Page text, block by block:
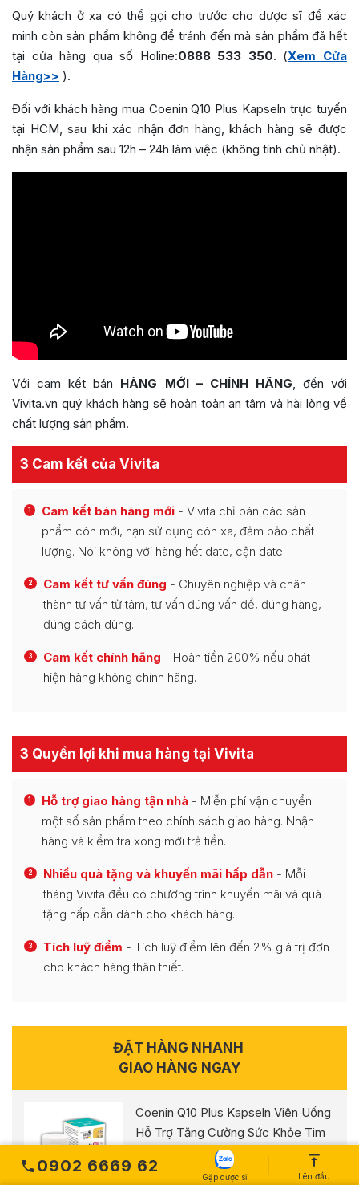
Quý khách ở xa có thể gọi cho trước cho dược sĩ để xác
minh còn sản phẩm không để tránh đến mà sản phẩm đã hết
tại cửa hàng qua số Holine:0888 533 350. (Xem Cửa
Hàng>> ).
Đối với khách hàng mua Coenin Q10 Plus Kapseln trực tuyến
tại HCM, sau khi xác nhận đơn hàng, khách hàng sẽ được
nhận sản phẩm sau 12h – 24h làm việc (không tính chủ nhật).
Với cam kết bán HÀNG MỚI – CHÍNH HÃNG, đến với
Vivita.vn quý khách hàng sẽ hoàn toàn an tâm và hài lòng về
chất lượng sản phẩm.
3 Cam kết của Vivita
1 Cam kết bán hàng mới - Vivita chỉ bán các sản
phẩm còn mới, hạn sử dụng còn xa, đảm bảo chất
lượng. Nói không với hàng hết date, cận date.
2 Cam kết tư vấn đúng - Chuyên nghiệp và chân
thành tư vấn từ tâm, tư vấn đúng vấn đề, đúng hàng,
đúng cách dùng.
3 Cam kết chính hãng - Hoàn tiền 200% nếu phát
hiện hàng không chính hãng.
3 Quyền lợi khi mua hàng tại Vivita
1 Hỗ trợ giao hàng tận nhà - Miễn phí vận chuyển
một số sản phẩm theo chính sách giao hàng. Nhận
hàng và kiểm tra xong mới trả tiền.
2 Nhiều quà tặng và khuyến mãi hấp dẫn - Mỗi
tháng Vivita đều có chương trình khuyến mãi và quà
tặng hấp dẫn dành cho khách hàng.
3 Tích luỹ điểm - Tích luỹ điểm lên đến 2% giá trị đơn
cho khách hàng thân thiết.
ĐẶT HÀNG NHANH
GIAO HÀNG NGAY
Coenin Q10 Plus Kapseln Viên Uống
Hỗ Trợ Tăng Cường Sức Khỏe Tim
Mạch (Hộp 30 viên)
0902 6669 62
Gặp dược sĩ Lên đầu